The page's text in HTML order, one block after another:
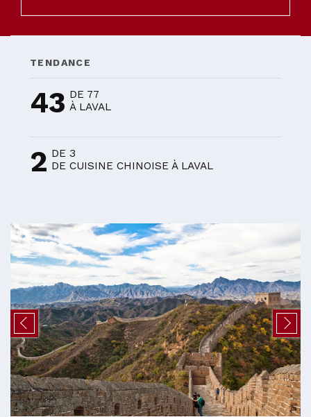
TENDANCE
43 DE 77
À LAVAL
2 DE 3
DE CUISINE CHINOISE À LAVAL